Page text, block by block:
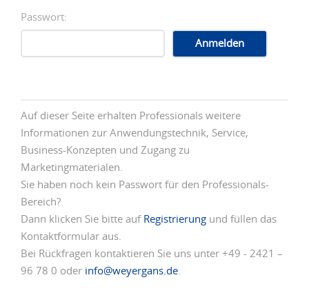
Passwort:
Auf dieser Seite erhalten Professionals weitere
Informationen zur Anwendungstechnik, Service,
Business-Konzepten und Zugang zu
Marketingmaterialen.
Sie haben noch kein Passwort für den Professionals-
Bereich?
Dann klicken Sie bitte auf Registrierung und füllen das
Kontaktformular aus.
Bei Rückfragen kontaktieren Sie uns unter +49 - 2421 –
96 78 0 oder info@weyergans.de.